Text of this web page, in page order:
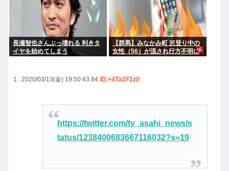
長瀬智也さんぶっ壊れる 利きタ
イヤを始めてしまう
【群馬】みなかみ町 沢登り中の
女性（56）が流され行方不明に
1 : 2020/03/13(金) 19:50:43.84 ID:+4Ta2F1z0
https://twitter.com/tv_asahi_news/s
tatus/1238400683667116032?s=19